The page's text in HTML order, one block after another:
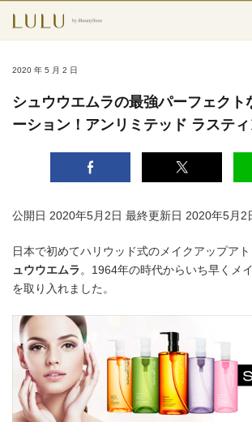
スキンケア
ボディ＆ヘア
2020 年 5 月 2 日
シュウウエムラの最強パーフェクト
ーション！アンリミテッド ラステ
公開日 2020年5月2日 最終更新日 2020年5月2
日本で初めてハリウッド式のメイクアップア
ュウウエムラ。1964年の時代からいち早くメ
を取り入れました。